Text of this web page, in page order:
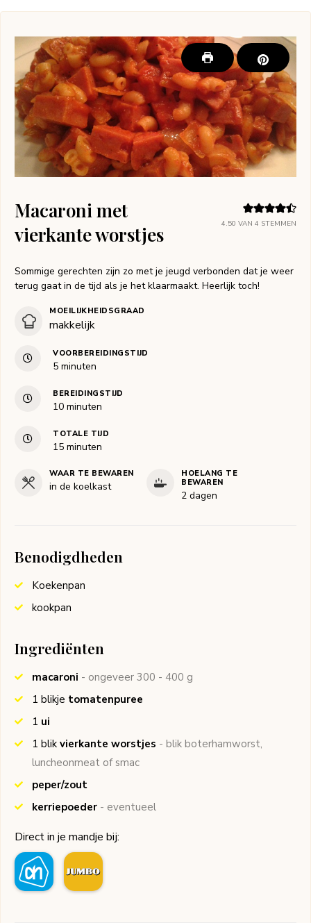
4.50 VAN 4 STEMMEN
Macaroni met
vierkante worstjes
Sommige gerechten zijn zo met je jeugd verbonden dat je weer
terug gaat in de tijd als je het klaarmaakt. Heerlijk toch!
MOEILIJKHEIDSGRAAD
makkelijk
VOORBEREIDINGSTIJD
5minuten
minuten
BEREIDINGSTIJD
10minuten
minuten
TOTALE TIJD
15minuten
minuten
WAAR TE BEWAREN
in de koelkast
HOELANG TE
BEWAREN
2 dagen
Benodigdheden
Koekenpan
kookpan
Ingrediënten
macaroni - ongeveer 300 - 400 g
1 blikje tomatenpuree
1 ui
1 blik vierkante worstjes - blik boterhamworst,
luncheonmeat of smac
peper/zout
kerriepoeder - eventueel
Direct in je mandje bij: